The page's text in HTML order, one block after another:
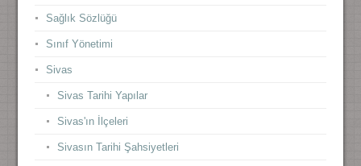
Sağlık Sözlüğü
Sınıf Yönetimi
Sivas
Sivas Tarihi Yapılar
Sivas'ın İlçeleri
Sivasın Tarihi Şahsiyetleri